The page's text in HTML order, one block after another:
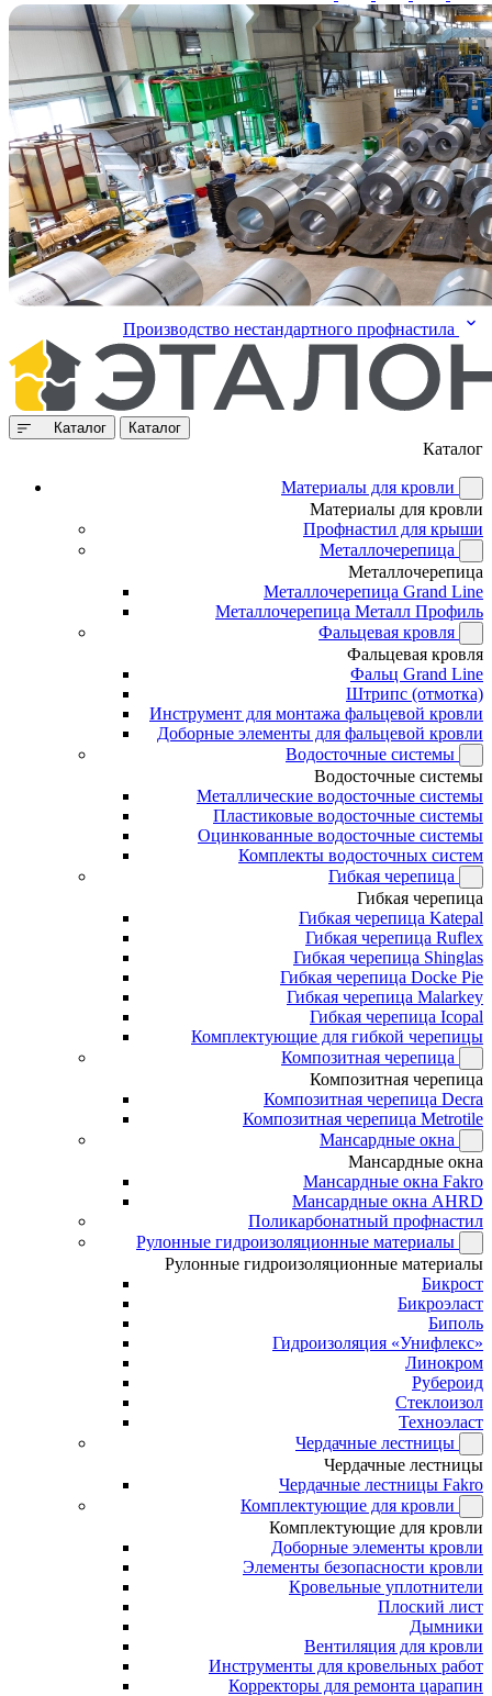
Производство нестандартного профнастила
Каталог Каталог
Каталог
Материалы для кровли
Материалы для кровли
Профнастил для крыши
Металлочерепица
Металлочерепица
Металлочерепица Grand Line
Металлочерепица Металл Профиль
Фальцевая кровля
Фальцевая кровля
Фальц Grand Line
Штрипс (отмотка)
Инструмент для монтажа фальцевой кровли
Доборные элементы для фальцевой кровли
Водосточные системы
Водосточные системы
Металлические водосточные системы
Пластиковые водосточные системы
Оцинкованные водосточные системы
Комплекты водосточных систем
Гибкая черепица
Гибкая черепица
Гибкая черепица Katepal
Гибкая черепица Ruflex
Гибкая черепица Shinglas
Гибкая черепица Docke Pie
Гибкая черепица Malarkey
Гибкая черепица Icopal
Комплектующие для гибкой черепицы
Композитная черепица
Композитная черепица
Композитная черепица Decra
Композитная черепица Metrotile
Мансардные окна
Мансардные окна
Мансардные окна Fakro
Мансардные окна AHRD
Поликарбонатный профнастил
Рулонные гидроизоляционные материалы
Рулонные гидроизоляционные материалы
Бикрост
Бикроэласт
Биполь
Гидроизоляция «Унифлекс»
Линокром
Рубероид
Стеклоизол
Техноэласт
Чердачные лестницы
Чердачные лестницы
Чердачные лестницы Fakro
Комплектующие для кровли
Комплектующие для кровли
Доборные элементы кровли
Элементы безопасности кровли
Кровельные уплотнители
Плоский лист
Дымники
Вентиляция для кровли
Инструменты для кровельных работ
Корректоры для ремонта царапин